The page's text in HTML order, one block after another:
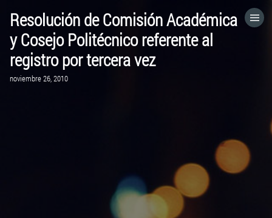
Resolución de Comisión Académica
y Cosejo Politécnico referente al
registro por tercera vez
noviembre 26, 2010
HOME
CATEGORÍAS